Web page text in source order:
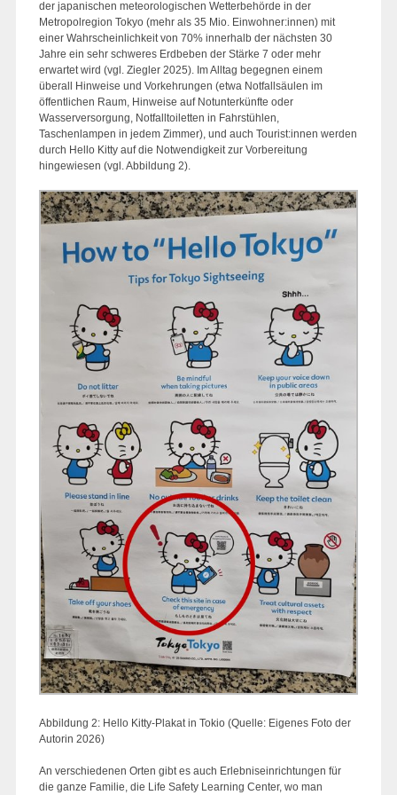
der japanischen meteorologischen Wetterbehörde in der
Metropolregion Tokyo (mehr als 35 Mio. Einwohner:innen) mit
einer Wahrscheinlichkeit von 70% innerhalb der nächsten 30
Jahre ein sehr schweres Erdbeben der Stärke 7 oder mehr
erwartet wird (vgl. Ziegler 2025). Im Alltag begegnen einem
überall Hinweise und Vorkehrungen (etwa Notfallsäulen im
öffentlichen Raum, Hinweise auf Notunterkünfte oder
Wasserversorgung, Notfalltoiletten in Fahrstühlen,
Taschenlampen in jedem Zimmer), und auch Tourist:innen werden
durch Hello Kitty auf die Notwendigkeit zur Vorbereitung
hingewiesen (vgl. Abbildung 2).
Abbildung 2: Hello Kitty-Plakat in Tokio (Quelle: Eigenes Foto der
Autorin 2026)
An verschiedenen Orten gibt es auch Erlebniseinrichtungen für
die ganze Familie, die Life Safety Learning Center, wo man